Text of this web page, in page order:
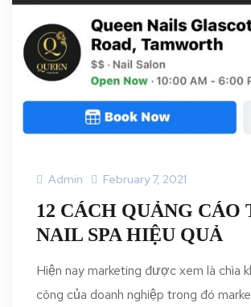
Admin February 7, 2021
12 CÁCH QUẢNG CÁO
NAIL SPA HIỆU QUẢ
Hiện nay marketing được xem là chìa
công của doanh nghiệp trong đó